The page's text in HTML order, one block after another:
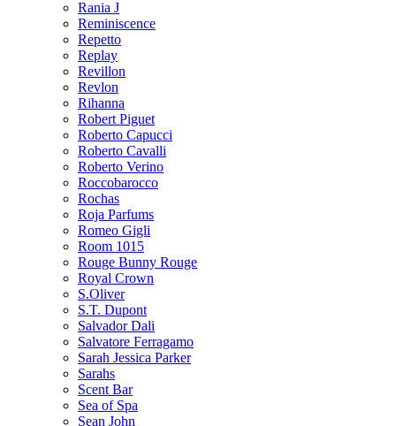
Rania J
Reminiscence
Repetto
Replay
Revillon
Revlon
Rihanna
Robert Piguet
Roberto Capucci
Roberto Cavalli
Roberto Verino
Roccobarocco
Rochas
Roja Parfums
Romeo Gigli
Room 1015
Rouge Bunny Rouge
Royal Crown
S.Oliver
S.T. Dupont
Salvador Dali
Salvatore Ferragamo
Sarah Jessica Parker
Sarahs
Scent Bar
Sea of Spa
Sean John